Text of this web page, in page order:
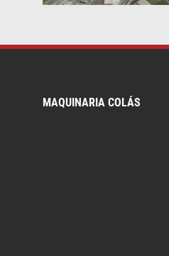
MAQUINARIA COLÁS